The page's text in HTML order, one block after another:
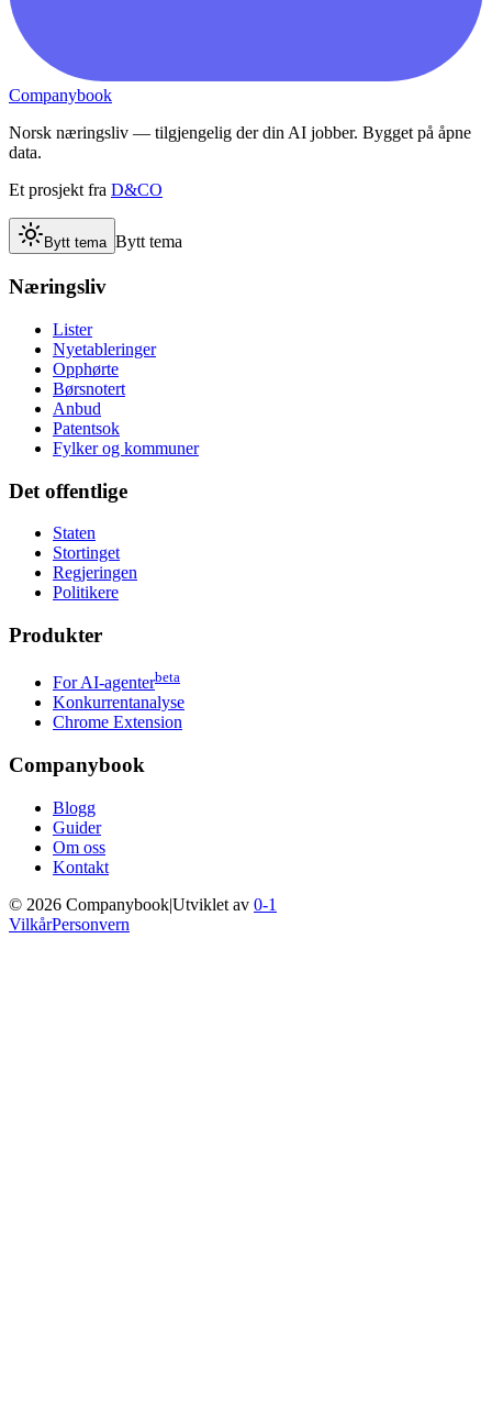
Companybook
Norsk næringsliv — tilgjengelig der din AI jobber. Bygget på åpne
data.
Et prosjekt fra D&CO
Bytt tema Bytt tema
Næringsliv
Lister
Nyetableringer
Opphørte
Børsnotert
Anbud
Patentsok
Fylker og kommuner
Det offentlige
Staten
Stortinget
Regjeringen
Politikere
Produkter
For AI-agenterbeta
Konkurrentanalyse
Chrome Extension
Companybook
Blogg
Guider
Om oss
Kontakt
© 2026 Companybook|Utviklet av 0-1
VilkårPersonvern